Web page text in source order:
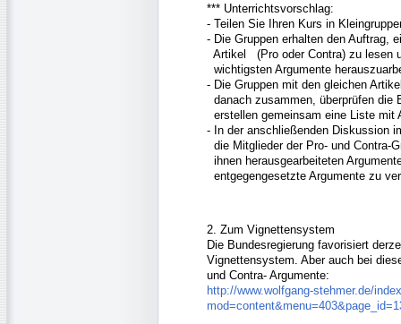
*** Unterrichtsvorschlag:
- Teilen Sie Ihren Kurs in
- Die Gruppen erhalten den Auftrag,
Artikel (Pro oder Contra) zu lesen
wichtigsten Argumente
- Die Gruppen mit den gleichen
danach zusammen, überprüfen die
erstellen gemeinsam eine Liste mit
- In der anschließenden Diskussion
die Mitglieder der Pro- und Contra-
ihnen herausgearbeiteten
entgegengesetzte Argumente zu
2. Zum Vignettensystem
Die Bundesregierung favorisiert
Vignettensystem. Aber auch bei
und Contra- Argumente:
http://www.wolfgang-stehmer.de/